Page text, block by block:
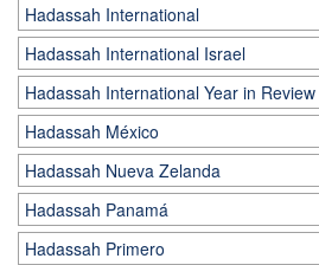
Hadassah International
Hadassah International Israel
Hadassah International Year in Review
Hadassah México
Hadassah Nueva Zelanda
Hadassah Panamá
Hadassah Primero